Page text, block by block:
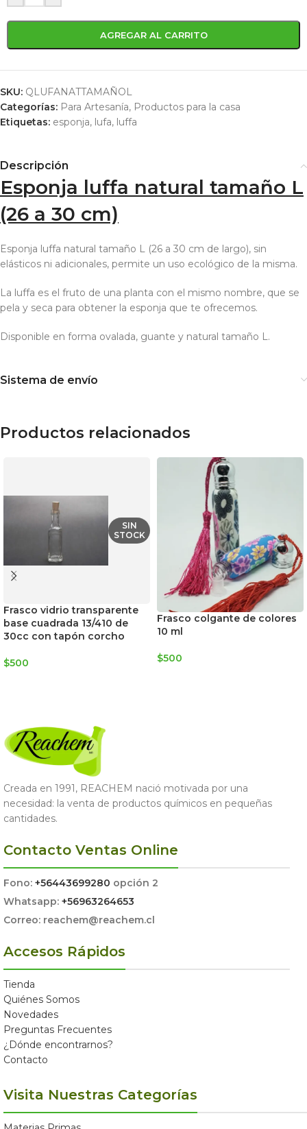
AGREGAR AL CARRITO
SKU: QLUFANATTAMAÑOL
Categorías: Para Artesanía, Productos para la casa
Etiquetas: esponja, lufa, luffa
Descripción
Esponja luffa natural tamaño L
(26 a 30 cm)
Esponja luffa natural tamaño L (26 a 30 cm de largo), sin
elásticos ni adicionales, permite un uso ecológico de la misma.
La luffa es el fruto de una planta con el mismo nombre, que se
pela y seca para obtener la esponja que te ofrecemos.
Disponible en forma ovalada, guante y natural tamaño L.
Sistema de envío
Productos relacionados
SIN
STOCK
Frasco vidrio transparente
base cuadrada 13/410 de
30cc con tapón corcho
$500
Frasco colgante de colores
10 ml
$500
Creada en 1991, REACHEM nació motivada por una
necesidad: la venta de productos químicos en pequeñas
cantidades.
Contacto Ventas Online
Fono: +56443699280 opción 2
Whatsapp: +56963264653
Correo: reachem@reachem.cl
Accesos Rápidos
Tienda
Quiénes Somos
Novedades
Preguntas Frecuentes
¿Dónde encontrarnos?
Contacto
Visita Nuestras Categorías